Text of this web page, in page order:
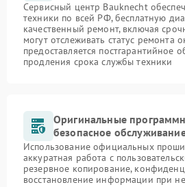
Сервисный центр Bauknecht
техники по всей РФ, бесплатную
качественный ремонт, включая
могут отслеживать статус ремонта
предоставляется постгарантийное
продления срока службы техники
Оригинальные
безопасное
Использование официальных
аккуратная работа с
резервное копирование,
восстановление информации при